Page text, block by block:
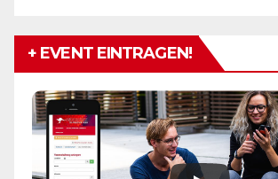
+ EVENT EINTRAGEN!